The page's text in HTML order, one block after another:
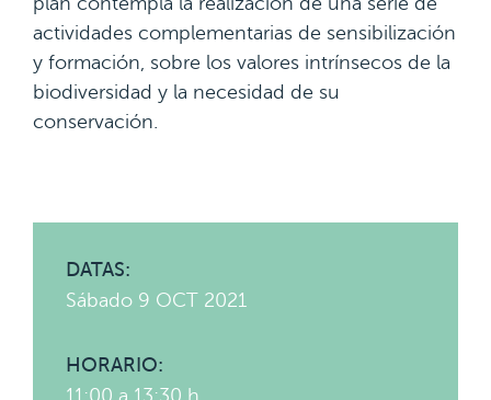
actividades complementarias de sensibilización
y formación, sobre los valores intrínsecos de la
biodiversidad y la necesidad de su
conservación.
DATAS:
Sábado 9 OCT 2021
HORARIO:
11:00 a 13:30 h